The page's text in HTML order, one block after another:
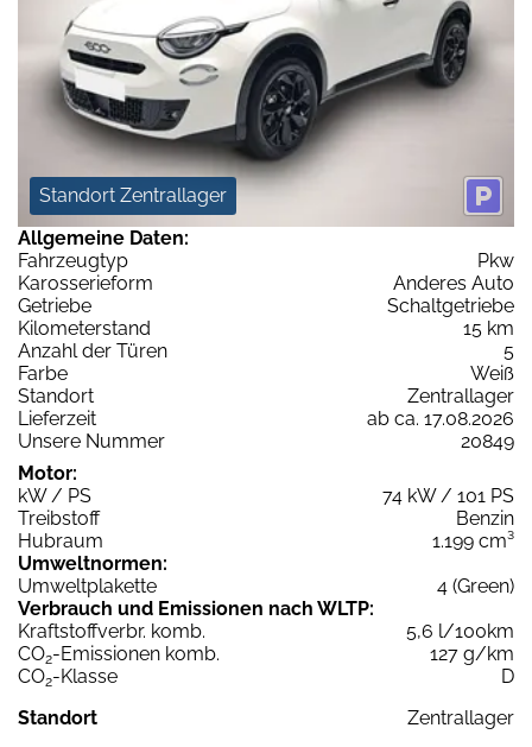
Standort Zentrallager
Allgemeine Daten:
Fahrzeugtyp
Pkw
Karosserieform
Anderes Auto
Getriebe
Schaltgetriebe
Kilometerstand
15 km
Anzahl der Türen
5
Farbe
Weiß
Standort
Zentrallager
Lieferzeit
ab ca. 17.08.2026
Unsere Nummer
20849
Motor:
kW / PS
74 kW / 101 PS
Treibstoff
Benzin
Hubraum
1.199 cm³
Umweltnormen:
Umweltplakette
4 (Green)
Verbrauch und Emissionen nach WLTP:
Kraftstoffverbr. komb.
5,6 l/100km
CO2-Emissionen komb.
127 g/km
CO2-Klasse
D
Standort
Zentrallager